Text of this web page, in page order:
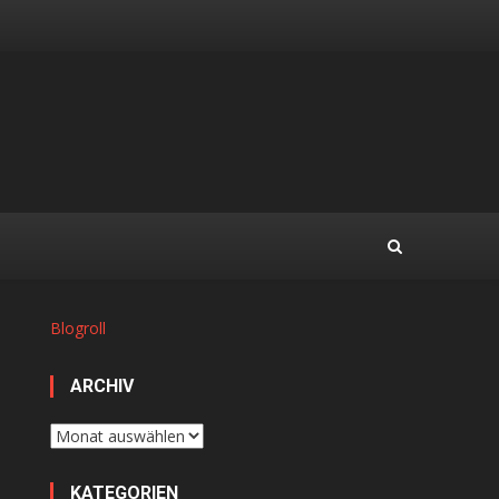
Blogroll
ARCHIV
Archiv
KATEGORIEN